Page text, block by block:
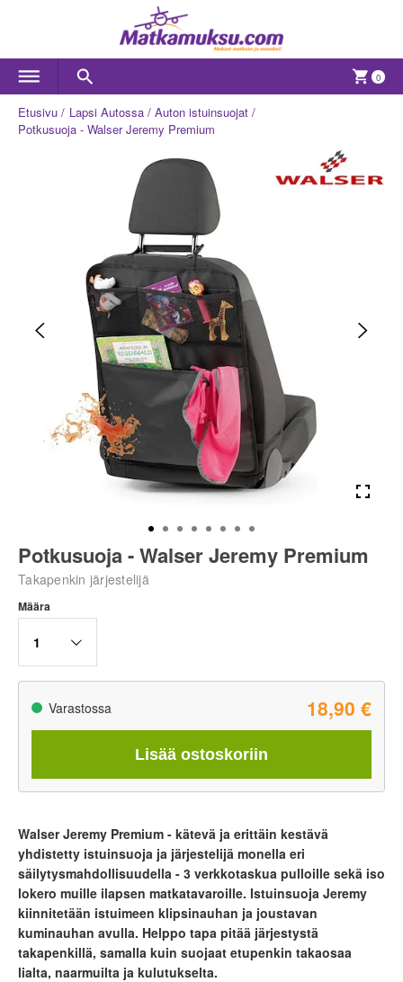
0
Etusivu Lapsi Autossa
Auton istuinsuojat
Potkusuoja - Walser Jeremy Premium
Potkusuoja - Walser Jeremy Premium
Takapenkin järjestelijä
Määra
1
Varastossa 18,90 €
Lisää ostoskoriin
Walser Jeremy Premium - kätevä ja erittäin kestävä
yhdistetty istuinsuoja ja järjestelijä monella eri
säilytysmahdollisuudella - 3 verkkotaskua pulloille sekä iso
lokero muille ilapsen matkatavaroille. Istuinsuoja Jeremy
kiinnitetään istuimeen klipsinauhan ja joustavan
kuminauhan avulla. Helppo tapa pitää järjestystä
takapenkillä, samalla kuin suojaat etupenkin takaosaa
lialta, naarmuilta ja kulutukselta.